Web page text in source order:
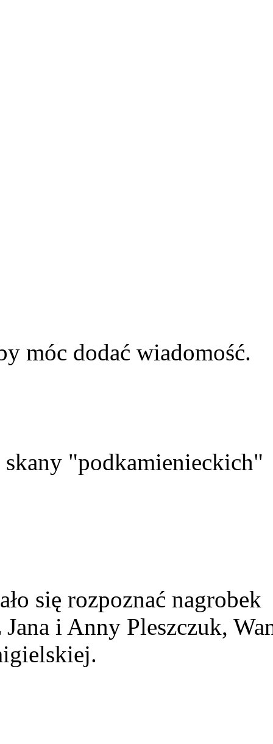
móc dodać wiadomość.
"podkamienieckich"
się rozpoznać nagrobek
i Anny Pleszczuk,